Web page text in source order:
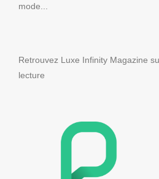
mode...
Retrouvez Luxe Infinity Magazine
lecture